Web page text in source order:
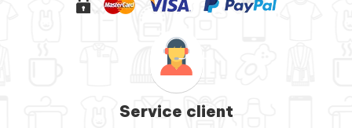
Service client